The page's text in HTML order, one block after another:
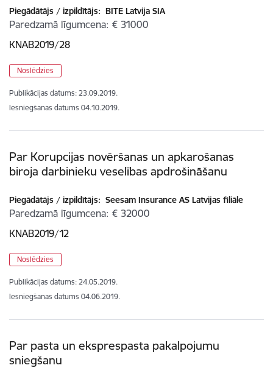
Piegādātājs / izpildītājs: BITE Latvija SIA
Paredzamā līgumcena € 31000
KNAB2019/28
Noslēdzies
Publikācijas datums: 23.09.2019.
Iesniegšanas datums 04.10.2019.
Par Korupcijas novēršanas un apkarošanas
biroja darbinieku veselības apdrošināšanu
Piegādātājs / izpildītājs: Seesam Insurance AS Latvijas filiāle
Paredzamā līgumcena € 32000
KNAB2019/12
Noslēdzies
Publikācijas datums: 24.05.2019.
Iesniegšanas datums 04.06.2019.
Par pasta un eksprespasta pakalpojumu
sniegšanu